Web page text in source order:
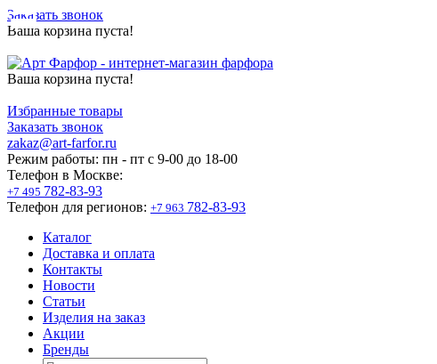
Заказать звонок
Ваша корзина пуста!
Ваша корзина пуста!
Избранные товары
Заказать звонок
zakaz@art-farfor.ru
Режим работы: пн - пт c 9-00 до 18-00
Телефон в Москве:
+7 495 782-83-93
Телефон для регионов: +7 963 782-83-93
Каталог
Доставка и оплата
Контакты
Новости
Статьи
Изделия на заказ
Акции
Бренды